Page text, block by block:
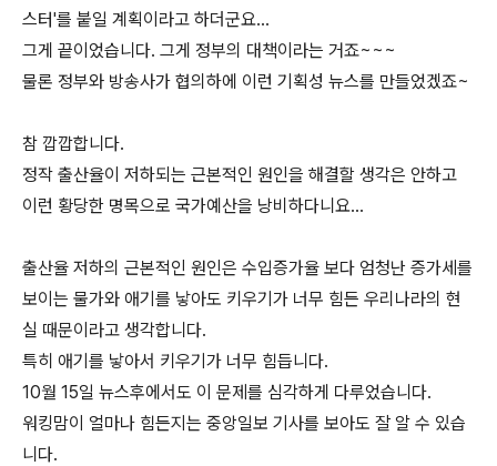
스터'를 붙일 계획이라고 하더군요...
그게 끝이었습니다. 그게 정부의 대책이라는 거죠~~~
물론 정부와 방송사가 협의하에 이런 기획성 뉴스를 만들었겠죠~
참 깝깝합니다.
정작 출산율이 저하되는 근본적인 원인을 해결할 생각은 안하고
이런 황당한 명목으로 국가예산을 낭비하다니요...
출산율 저하의 근본적인 원인은 수입증가율 보다 엄청난 증가세를
보이는 물가와 애기를 낳아도 키우기가 너무 힘든 우리나라의 현
실 때문이라고 생각합니다.
특히 애기를 낳아서 키우기가 너무 힘듭니다.
10월 15일 뉴스후에서도 이 문제를 심각하게 다루었습니다.
워킹맘이 얼마나 힘든지는 중앙일보 기사를 보아도 잘 알 수 있습
니다.